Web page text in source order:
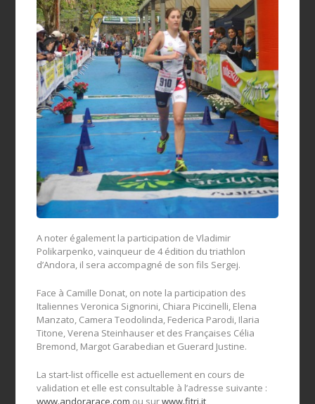
A noter également la participation de Vladimir
Polikarpenko, vainqueur de 4 édition du triathlon
d’Andora, il sera accompagné de son fils Sergej.
Face à Camille Donat, on note la participation des
Italiennes Veronica Signorini, Chiara Piccinelli, Elena
Manzato, Camera Teodolinda, Federica Parodi, Ilaria
Titone, Verena Steinhauser et des Françaises Célia
Bremond, Margot Garabedian et Guerard Justine.
La start-list officelle est actuellement en cours de
validation et elle est consultable à l’adresse suivante :
www.andorarace.com ou surwww.fitri.it